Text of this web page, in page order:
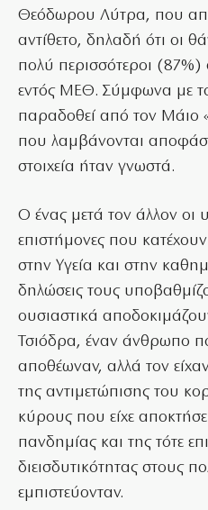
Θεόδωρου Λύτρα, που
αντίθετο, δηλαδή ότι οι
πολύ περισσότεροι
εντός ΜΕΘ. Σύμφωνα με
παραδοθεί από τον Μάιο
που λαμβάνονται
στοιχεία ήταν γνωστά.
Ο ένας μετά τον άλλον οι
επιστήμονες που
στην Υγεία και στην
δηλώσεις τους
ουσιαστικά
Τσιόδρα, έναν άνθρωπο
αποθέωναν, αλλά τον
της αντιμετώπισης του
κύρους που είχε
πανδημίας και της τότε
διεισδυτικότητας στους
εμπιστεύονταν.